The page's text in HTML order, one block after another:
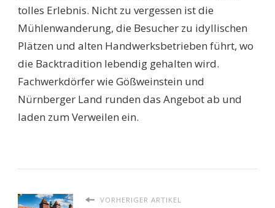
tolles Erlebnis. Nicht zu vergessen ist die
Mühlenwanderung, die Besucher zu idyllischen
Plätzen und alten Handwerksbetrieben führt, wo
die Backtradition lebendig gehalten wird.
Fachwerkdörfer wie Gößweinstein und
Nürnberger Land runden das Angebot ab und
laden zum Verweilen ein.
VORHERIGER ARTIKEL